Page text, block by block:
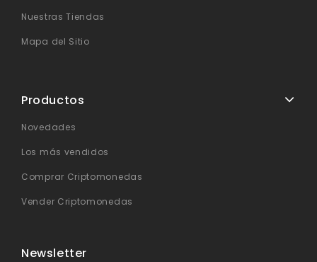
Nuestras Tiendas
Mapa del Sitio
Productos
Novedades
Los más vendidos
Comprar Criptomonedas
Vender Criptomonedas
Newsletter